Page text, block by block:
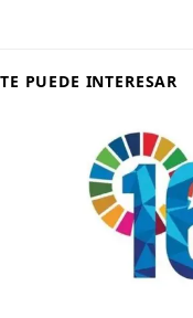
TE PUEDE INTERESAR